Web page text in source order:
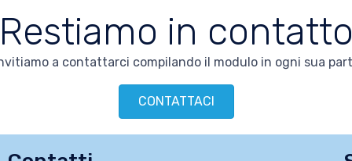
in
a contattarci compilando il modulo in ogni sua
CONTATTACI